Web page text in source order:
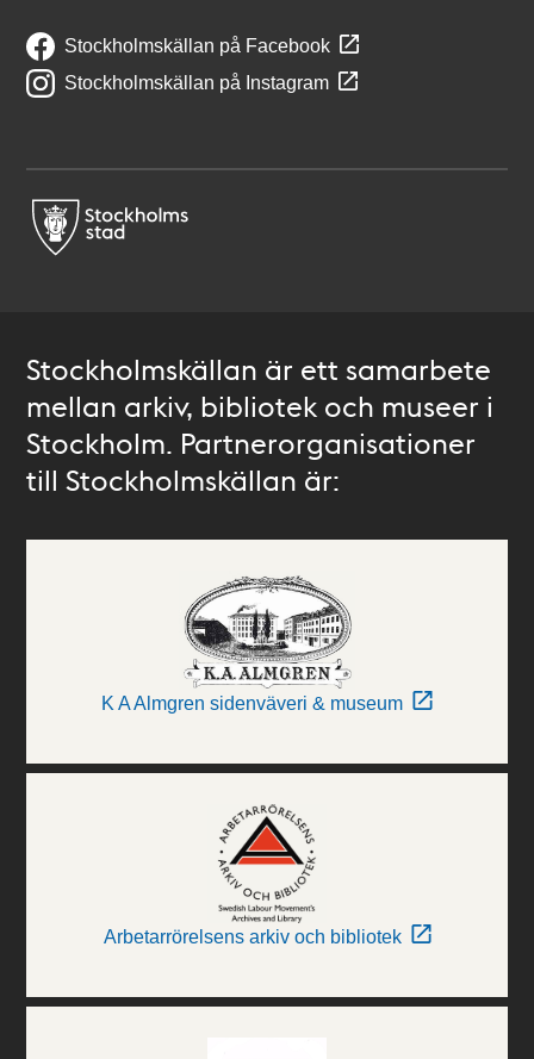
Stockholmskällan på Facebook
Stockholmskällan på Instagram
Stockholmskällan är ett samarbete
mellan arkiv, bibliotek och museer i
Stockholm. Partnerorganisationer
till Stockholmskällan är:
K A Almgren sidenväveri & museum
Arbetarrörelsens arkiv och bibliotek